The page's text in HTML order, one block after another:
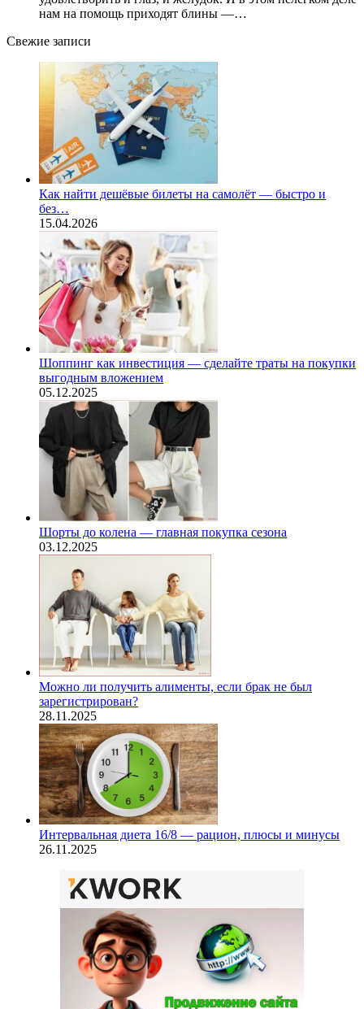
нам на помощь приходят блины —…
Свежие записи
Как найти дешёвые билеты на самолёт — быстро и
без…
15.04.2026
Шоппинг как инвестиция — сделайте траты на покупки
выгодным вложением
05.12.2025
Шорты до колена — главная покупка сезона
03.12.2025
Можно ли получить алименты, если брак не был
зарегистрирован?
28.11.2025
Интервальная диета 16/8 — рацион, плюсы и минусы
26.11.2025